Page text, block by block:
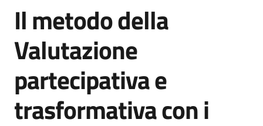
e
soggiorni
socioeducativi
Formazione
e
ricerca
Menu selezionato
Il metodo della
Valutazione
partecipativa e
trasformativa con i